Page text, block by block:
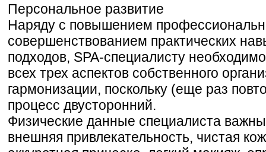
Персональное развитие
Наряду с повышением
совершенствованием практических
подходов, SPA-специалисту
всех трех аспектов собственного
гармонизации, поскольку (еще раз
процесс двусторонний.
Физические данные специалиста
внешняя привлекательность, чистая